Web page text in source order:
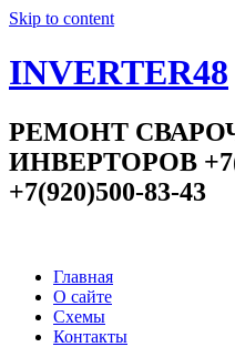
Skip to content
INVERTER48
РЕМОНТ
ИНВЕРТОРОВ
+7(920)500-83-43
Главная
О сайте
Схемы
Контакты